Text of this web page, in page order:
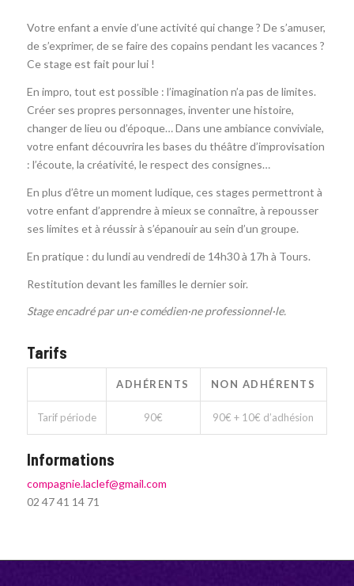
Votre enfant a envie d’une activité qui change ? De s’amuser,
de s’exprimer, de se faire des copains pendant les vacances ?
Ce stage est fait pour lui !
En impro, tout est possible : l’imagination n’a pas de limites.
Créer ses propres personnages, inventer une histoire,
changer de lieu ou d’époque… Dans une ambiance conviviale,
votre enfant découvrira les bases du théâtre d’improvisation
: l’écoute, la créativité, le respect des consignes…
En plus d’être un moment ludique, ces stages permettront à
votre enfant d’apprendre à mieux se connaître, à repousser
ses limites et à réussir à s’épanouir au sein d’un groupe.
En pratique : du lundi au vendredi de 14h30 à 17h à Tours.
Restitution devant les familles le dernier soir.
Stage encadré par un·e comédien·ne professionnel·le.
Tarifs
ADHÉRENTS NON ADHÉRENTS
Tarif période 90€ 90€ + 10€ d’adhésion
Informations
compagnie.laclef@gmail.com
02 47 41 14 71